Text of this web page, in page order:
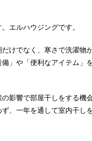
エルハウジングです。
けでなく、寒さで洗濯物
」や「便利なアイテム」
影響で部屋干しをする機
、一年を通して室内干し